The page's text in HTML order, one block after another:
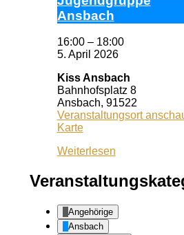
Ans­bach
16:00 – 18:00
5. April 2026
Kiss Ansbach
Bahnhofsplatz 8
Ansbach, 91522
Veranstaltungsort
KarteKiss
Weiterlesen
Angehörige
Ansbach